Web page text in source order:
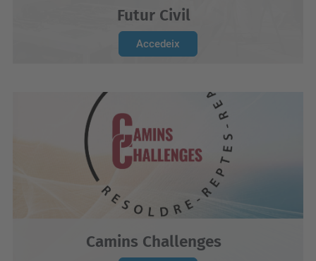
Futur Civil
Accedeix
Camins Challenges